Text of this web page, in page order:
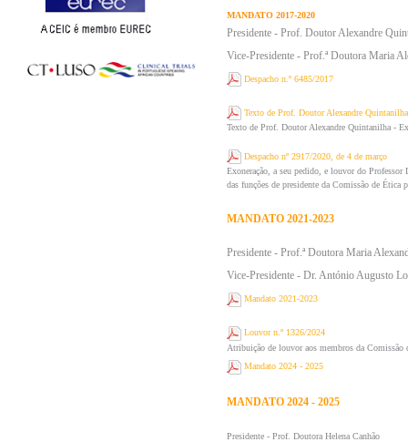
MANDATO 2017-2020
Presidente - Prof. Doutor Alexandre
Vice-Presidente - Prof.ª Doutora Maria
Despacho n.º 6485/2017
Texto de Prof. Doutor Alexandre
Texto de Prof. Doutor Alexandre Quintanilha -
Despacho nº 2917/2020, de 4 de março
Exoneração, a seu pedido, e louvor do
das funções de presidente da Comissão de Ética
MANDATO 2021-2023
Presidente - Prof.ª Doutora Maria
Vice-Presidente - Dr. António Augusto
Mandato 2021-2023
Louvor n.º 1326/2024
Atribuição de louvor aos membros da
Mandato 2024 - 2025
MANDATO 2024 - 2025
Presidente - Prof. Doutora Helena Canhão